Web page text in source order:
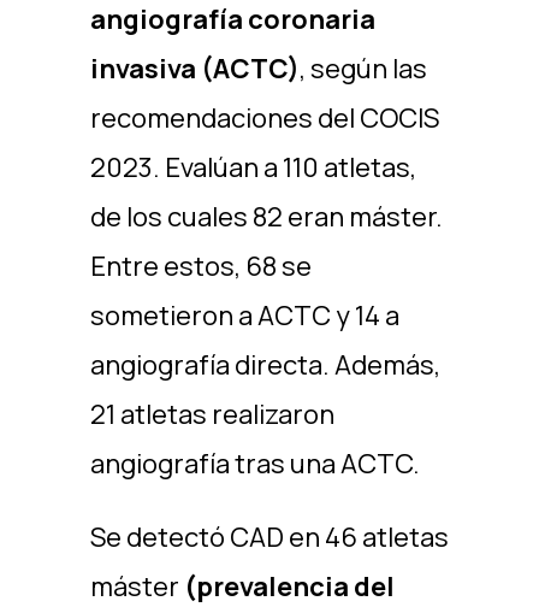
angiografía coronaria
invasiva (ACTC), según las
recomendaciones del COCIS
2023. Evalúan a 110 atletas,
de los cuales 82 eran máster.
Entre estos, 68 se
sometieron a ACTC y 14 a
angiografía directa. Además,
21 atletas realizaron
angiografía tras una ACTC.
Se detectó CAD en 46 atletas
máster (prevalencia del